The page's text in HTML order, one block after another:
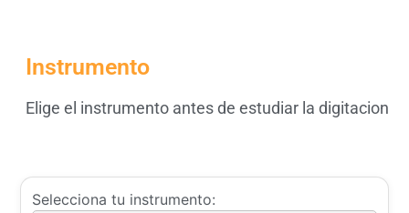
Instrumento
Elige el instrumento antes de estudiar la digitacion
Selecciona tu instrumento: